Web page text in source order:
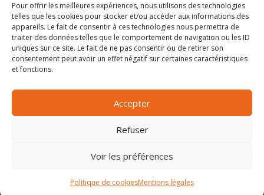
Pour offrir les meilleures expériences, nous utilisons des technologies
telles que les cookies pour stocker et/ou accéder aux informations des
appareils. Le fait de consentir à ces technologies nous permettra de
traiter des données telles que le comportement de navigation ou les ID
uniques sur ce site. Le fait de ne pas consentir ou de retirer son
consentement peut avoir un effet négatif sur certaines caractéristiques
et fonctions.
Accepter
Refuser
Voir les préférences
Politique de cookiesMentions légales
contact@magnific-escapades.com
contact@magnific-escapades.com
contact@magnific-escapades.com
contact@magnific-escapades.com
confidentialité|Conditions générales de vente